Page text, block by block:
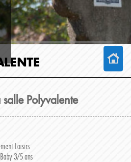
Polyvalente
Loisirs
3/5 ans